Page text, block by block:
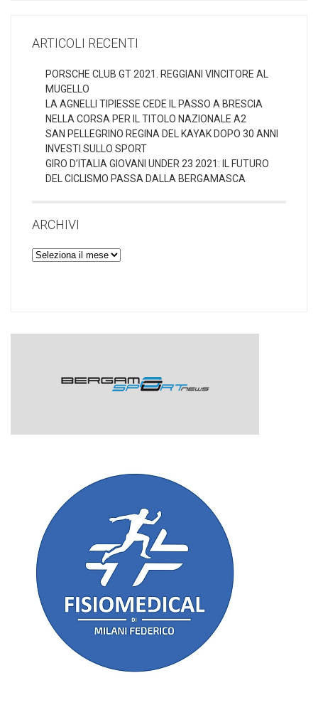
ARTICOLI RECENTI
PORSCHE CLUB GT 2021. REGGIANI VINCITORE AL
MUGELLO
LA AGNELLI TIPIESSE CEDE IL PASSO A BRESCIA
NELLA CORSA PER IL TITOLO NAZIONALE A2
SAN PELLEGRINO REGINA DEL KAYAK DOPO 30 ANNI
INVESTI SULLO SPORT
GIRO D’ITALIA GIOVANI UNDER 23 2021: IL FUTURO
DEL CICLISMO PASSA DALLA BERGAMASCA
ARCHIVI
Archivi